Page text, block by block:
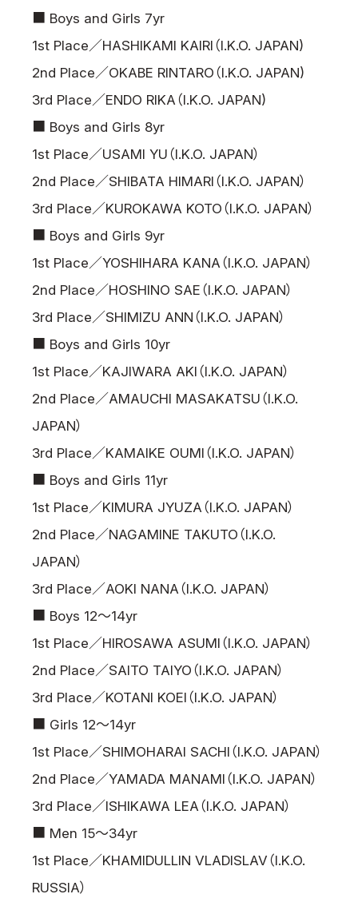
Degeiko Request
Privacy Policy
Site Map
Language
English
■ Boys and Girls 7yr
1st Place／HASHIKAMI KAIRI（I.K.O. JAPAN)
2nd Place／OKABE RINTARO（I.K.O. JAPAN)
3rd Place／ENDO RIKA（I.K.O. JAPAN)
■ Boys and Girls 8yr
1st Place／USAMI YU（I.K.O. JAPAN）
2nd Place／SHIBATA HIMARI（I.K.O. JAPAN）
3rd Place／KUROKAWA KOTO（I.K.O. JAPAN）
■ Boys and Girls 9yr
1st Place／YOSHIHARA KANA（I.K.O. JAPAN）
2nd Place／HOSHINO SAE（I.K.O. JAPAN）
3rd Place／SHIMIZU ANN（I.K.O. JAPAN）
■ Boys and Girls 10yr
1st Place／KAJIWARA AKI（I.K.O. JAPAN）
2nd Place／AMAUCHI MASAKATSU（I.K.O.
JAPAN）
3rd Place／KAMAIKE OUMI（I.K.O. JAPAN）
■ Boys and Girls 11yr
1st Place／KIMURA JYUZA（I.K.O. JAPAN）
2nd Place／NAGAMINE TAKUTO（I.K.O.
JAPAN）
3rd Place／AOKI NANA（I.K.O. JAPAN）
■ Boys 12～14yr
1st Place／HIROSAWA ASUMI（I.K.O. JAPAN）
2nd Place／SAITO TAIYO（I.K.O. JAPAN）
3rd Place／KOTANI KOEI（I.K.O. JAPAN）
■ Girls 12～14yr
1st Place／SHIMOHARAI SACHI（I.K.O. JAPAN）
2nd Place／YAMADA MANAMI（I.K.O. JAPAN）
3rd Place／ISHIKAWA LEA（I.K.O. JAPAN）
■ Men 15～34yr
1st Place／KHAMIDULLIN VLADISLAV（I.K.O.
RUSSIA）